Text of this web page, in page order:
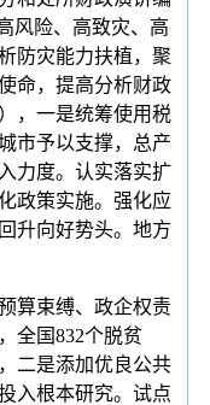
风险、高致灾、高
防灾能力扶植，聚
命，提高分析财政
，一是统筹使用税
市予以支撑，总产
力度。认实落实扩
政策实施。强化应
升向好势头。地方
束缚、政企权责
全国832个脱贫
二是添加优良公共
入根本研究。试点